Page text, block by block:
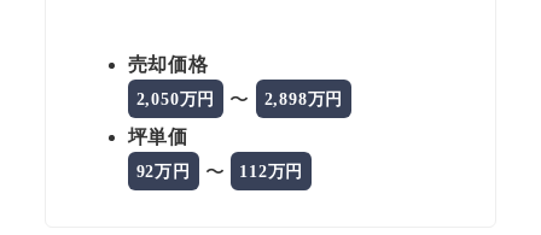
売却価格
2,050万円 〜 2,898万円
坪単価
92万円 〜 112万円